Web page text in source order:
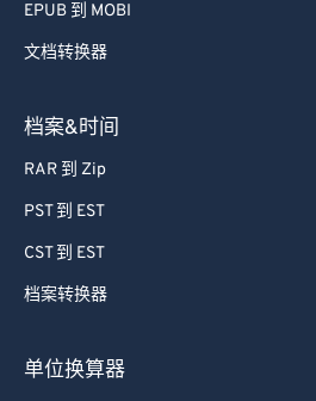
EPUB 到 MOBI
文档转换器
档案&时间
RAR 到 Zip
PST 到 EST
CST 到 EST
档案转换器
单位换算器